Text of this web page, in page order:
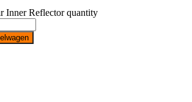
Inner Reflector quantity